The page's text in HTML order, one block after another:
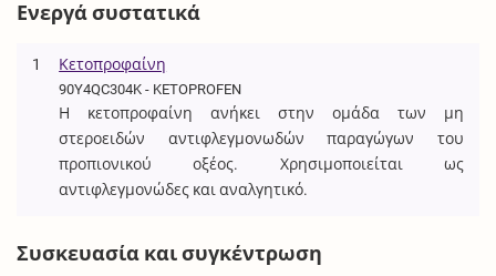
Ενεργά συστατικά
1 Κετοπροφαίνη
90Y4QC304K - KETOPROFEN
Η κετοπροφαίνη ανήκει στην ομάδα των μη
στεροειδών αντιφλεγμονωδών παραγώγων του
προπιονικού οξέος. Χρησιμοποιείται ως
αντιφλεγμονώδες και αναλγητικό.
Συσκευασία και συγκέντρωση